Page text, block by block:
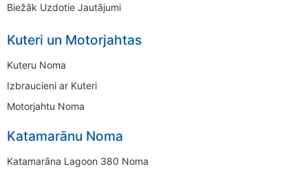
Biežāk Uzdotie Jautājumi
Kuteri un Motorjahtas
Kuteru Noma
Izbraucieni ar Kuteri
Motorjahtu Noma
Katamarānu Noma
Katamarāna Lagoon 380 Noma